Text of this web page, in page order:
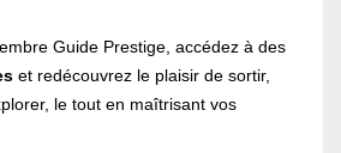
Guide Prestige, accédez à des
et redécouvrez le plaisir de sortir,
le tout en maîtrisant vos